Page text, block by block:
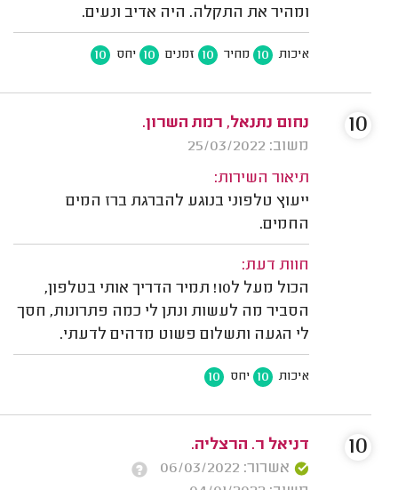
ומהיר את התקלה. היה אדיב ונעים.
איכות 10 מחיר 10 זמנים 10 יחס 10
נחום נתנאל, רמת השרון.
משוב: 25/03/2022
תיאור השירות:
ייעוץ טלפוני בנוגע להברגת ברז המים
החמים.
חוות דעת:
הכול מעל ל10! תמיר הדריך אותי בטלפון,
הסביר מה לעשות ונתן לי כמה פתרונות, חסך
לי הגעה ותשלום פשוט מדהים לדעתי.
איכות 10 יחס 10
10
דניאל ר. הרצליה.
אשרור: 06/03/2022
10